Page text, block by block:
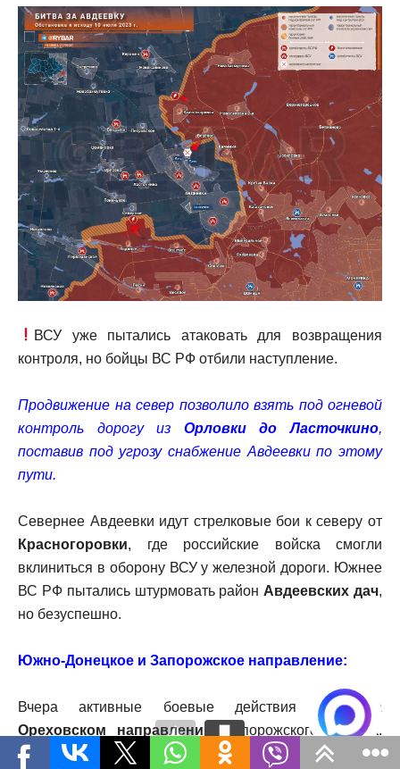
ВСУ уже пытались атаковать для возвращения
контроля, но бойцы ВС РФ отбили наступление.
Продвижение на север позволило взять под огневой
контроль дорогу из Орловки до Ласточкино,
поставив под угрозу снабжение Авдеевки по этому
пути.
Севернее Авдеевки идут стрелковые бои к северу от
Красногоровки, где российские войска смогли
вклиниться в оборону ВСУ у железной дороги. Южнее
ВС РФ пытались штурмовать район Авдеевских дач,
но безуспешно.
Южно-Донецкое и Запорожское направление:
Вчера активные боевые действия шли на
Ореховском направлении
Запорожского фронта.
Противник атаковал наши позиции, задействовал